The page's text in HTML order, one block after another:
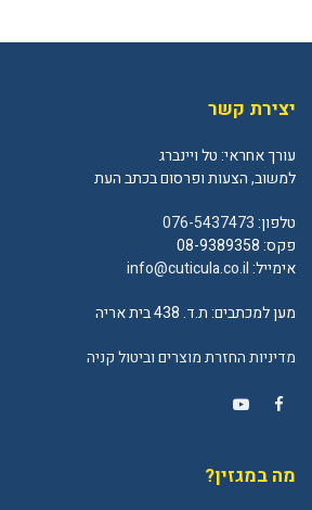
יצירת קשר
עורך אחראי: טל ויינברג
למשוב, הצעות ופרסום בכתב העת
טלפון:076-5437473
פקס: 08-9389358
אימייל:info@cuticula.co.il
מען למכתבים: ת.ד. 438 בית אריה
מדיניות החזרת מוצרים וביטול קניה
מה במגזין?